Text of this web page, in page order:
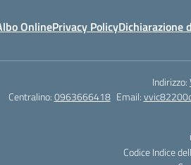
OnlinePrivacy PolicyDichiarazione
Indirizzo:
Centralino:0963666418 Email:
Codice Indice